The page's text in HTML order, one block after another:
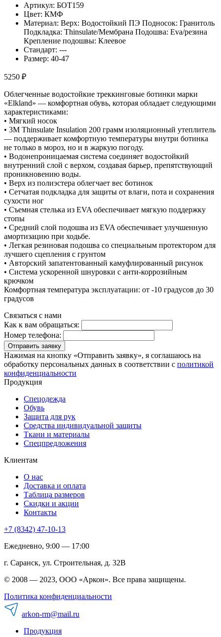
Артикул: БОТ159
Цвет: КМФ
Материал: Верх: Водостойкий ПЭ Подносок: Гранитоль
Подкладка: Thinsulate/Мембрана Подошва: Eva/резина
Крепление подошвы: Клеевое
Стандарт: ---
Размер: 40-47
5250 ₽
Облегченные водостойкие треккинговые ботинки марки
«Elkland» — комфортная обувь, которая обладает следующими
характеристиками:
• Мягкий носок
• 3M Thinsulate Insulation 200 грамм изоляционный утеплитель
— поддерживает комфортную температуры внутри ботинка
не только в мороз, но и в жаркую погоду.
• Водонепроницаемая система соединяет водостойкий
внутренний слой с верхом, создавая барьер, препятствующий
проникновению воды.
• Верх из полиэстера облегчает вес ботинок
• Сетчатая подкладка для защиты от влаги, пота и сохранения
сухости ног
• Съемная стелька из EVA обеспечивает мягкую поддержку
стопы
• Средний слой подошва из EVA обеспечивает улучшенную
амортизацию при ходьбе.
• Легкая резиновая подошва со специальным протектором для
лучшего сцепления с грунтом
• Авторский запатентованный камуфлированный рисунок
• Система ускоренной шнуровки с анти-коррозийным
крючком
Комфортная температура эксплуатации: от -10 градусов до 30
градусов
Связаться с нами
Как к вам обращаться:
Номер телефона:
Отправить заявку
Нажимая на кнопку «Отправить заявку», я соглашаюсь на
обработку персональных данных в соответствии с политикой
конфиденциальности
Продукция
Спецодежда
Обувь
Защита для рук
Средства индивидуальной защиты
Ткани и материалы
Спецпредложения
Клиентам
О нас
Доставка и оплата
Таблица размеров
Скидки и акции
Контакты
+7 (8342) 47-10-13
Ежедневно, 9:00 — 17:00
г. Саранск, ул. Строительная, д. 32В
© 2008 — 2023, ООО «Аркон». Все права защищены.
Политика конфиденциальности
arkon-rm@mail.ru
Продукция